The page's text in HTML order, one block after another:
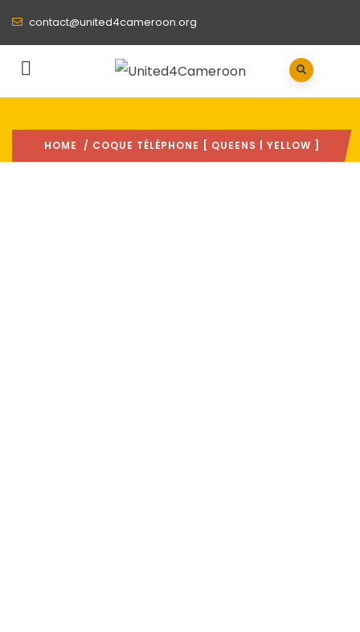
contact@united4cameroon.org
HOME / COQUE TÉLÉPHONE [ QUEENS | YELLOW ]